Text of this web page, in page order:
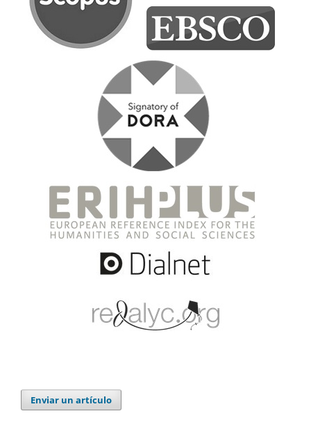
Enviar un artículo